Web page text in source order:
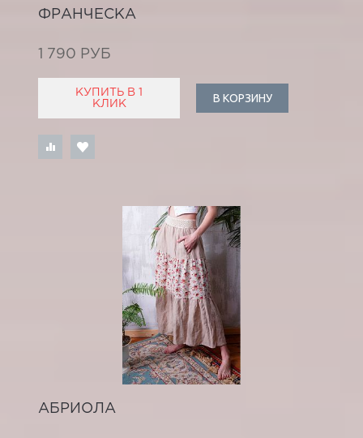
ФРАНЧЕСКА
1 790 РУБ
КУПИТЬ В 1
КЛИК
В КОРЗИНУ
АБРИОЛА